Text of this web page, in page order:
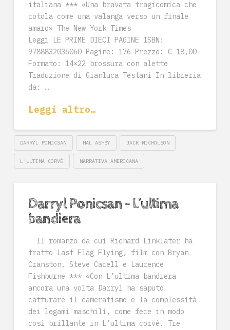
italiana *** «Una bravata tragicomica che
rotola come una valanga verso un finale
amaro» The New York Times
Leggi LE PRIME DIECI PAGINE ISBN:
9788832036060 Pagine: 176 Prezzo: € 18,00
Formato: 14×22 brossura con alette
Traduzione di Gianluca Testani In libreria
da: …
Leggi altro…
DARRYL PONICSAN HAL ASHBY JACK NICHOLSON
L'ULTIMA CORVÈ NARRATIVA AMERICANA
Darryl Ponicsan – L’ultima
bandiera
Il romanzo da cui Richard Linklater ha
tratto Last Flag Flying, film con Bryan
Cranston, Steve Carell e Laurence
Fishburne *** «Con L’ultima bandiera
ancora una volta Darryl ha saputo
catturare il cameratismo e la complessità
dei legami maschili, come fece in modo
così brillante in L’ultima corvè. Tre